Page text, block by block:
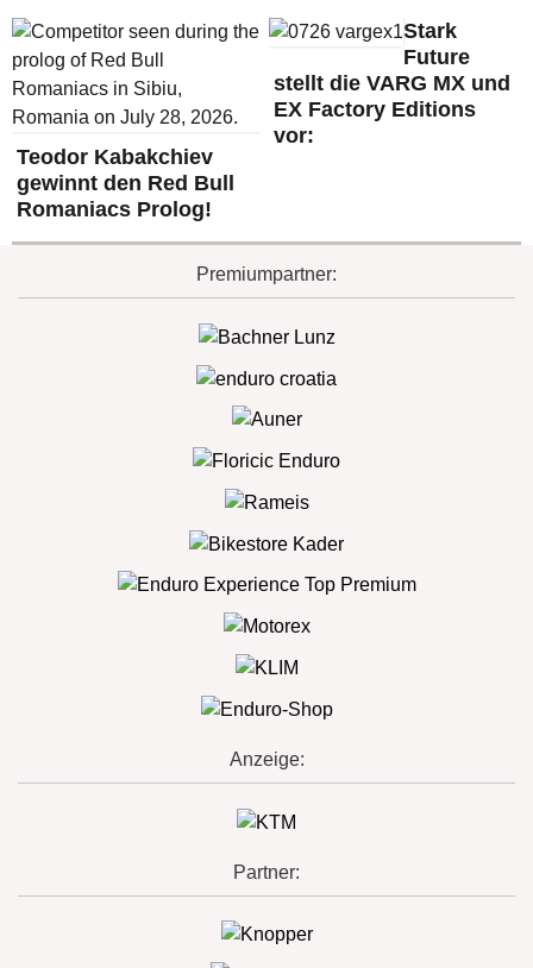
Teodor Kabakchiev
gewinnt den Red Bull
Romaniacs Prolog!
Stark
Future
stellt die VARG MX und
EX Factory Editions
vor:
Premiumpartner:
Anzeige:
Partner: